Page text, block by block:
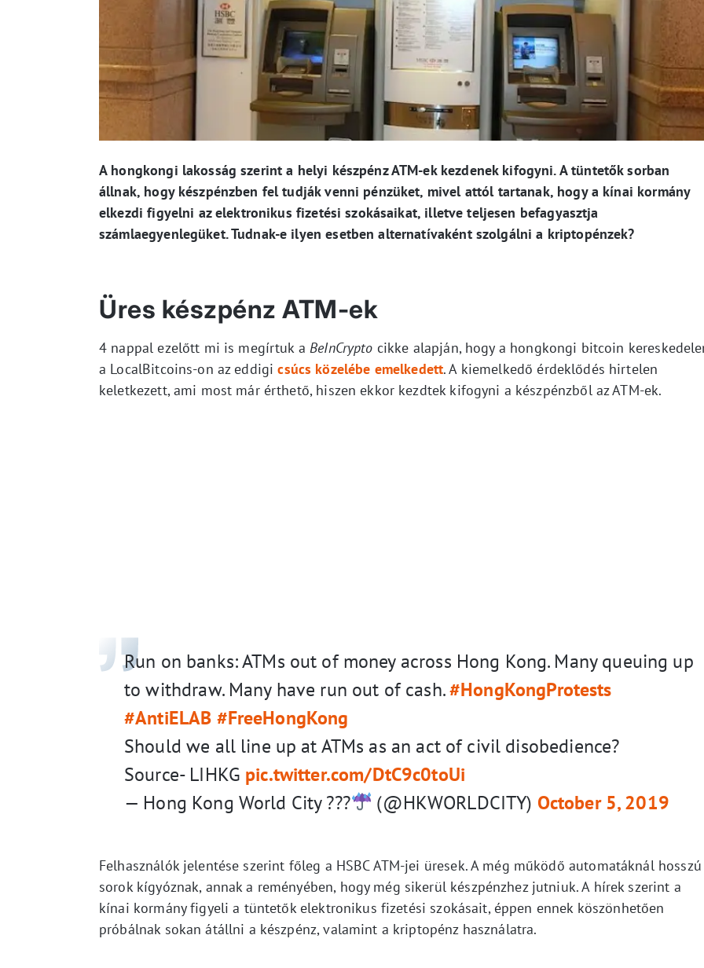
A hongkongi lakosság szerint a helyi készpénz ATM-ek kezdenek kifogyni. A tüntetők sorban
állnak, hogy készpénzben fel tudják venni pénzüket, mivel attól tartanak, hogy a kínai kormány
elkezdi figyelni az elektronikus fizetési szokásaikat, illetve teljesen befagyasztja
számlaegyenlegüket. Tudnak-e ilyen esetben alternatívaként szolgálni a kriptopénzek?
Üres készpénz ATM-ek
4 nappal ezelőtt mi is megírtuk aBeInCrypto cikke alapján, hogy a hongkongi bitcoin
a LocalBitcoins-on az eddigicsúcs közelébe emelkedett. A kiemelkedő érdeklődés hirtelen
keletkezett, ami most már érthető, hiszen ekkor kezdtek kifogyni a készpénzből az ATM-ek.
Run on banks: ATMs out of money across Hong Kong. Many queuing up
to withdraw. Many have run out of cash.#HongKongProtests
#AntiELAB #FreeHongKong
Should we all line up at ATMs as an act of civil disobedience?
Source- LIHKG pic.twitter.com/DtC9c0toUi
— Hong Kong World City ???
(@HKWORLDCITY) October 5, 2019
Felhasználók jelentése szerint főleg a HSBC ATM-jei üresek. A még működő automatáknál hosszú
sorok kígyóznak, annak a reményében, hogy még sikerül készpénzhez jutniuk. A hírek szerint a
kínai kormány figyeli a tüntetők elektronikus fizetési szokásait, éppen ennek köszönhetően
próbálnak sokan átállni a készpénz, valamint a kriptopénz használatra.